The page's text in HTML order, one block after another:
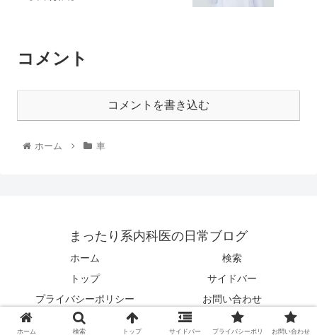
コメント
コメントを書き込む
ホーム 車
まったり系内科医の日常ブログ
ホーム
検索
トップ
サイドバー
プライバシーポリシー
お問い合わせ
© 2021 まったり系内科医の日常ブログ.
ホーム 検索 トップ サイドバー プライバシーポリ お問い合わせ